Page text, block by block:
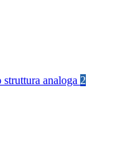
analoga 2